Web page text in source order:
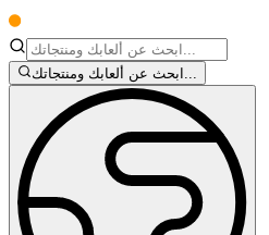
ابحث عن ألعابك ومنتجاتك...